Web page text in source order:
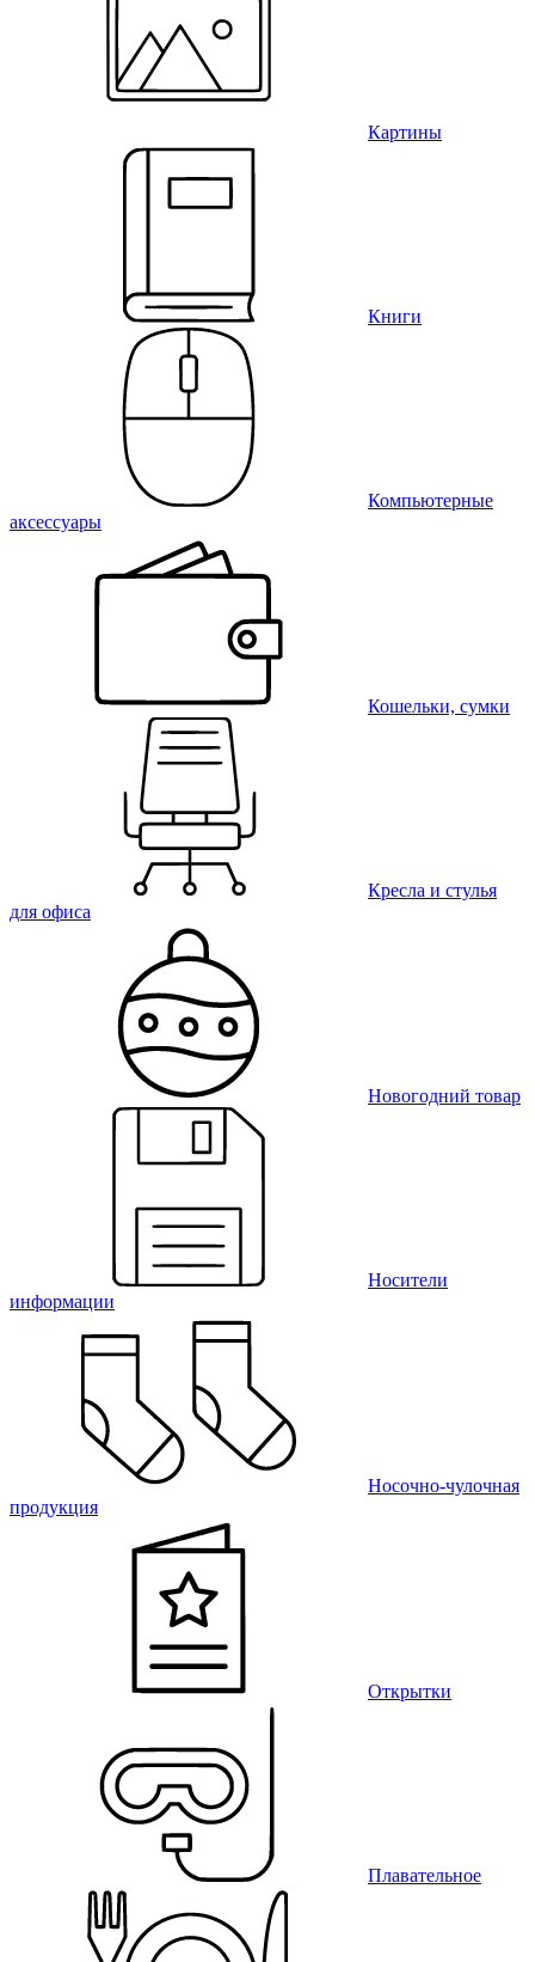
Картины
Книги
Компьютерные
аксессуары
Кошельки, сумки
Кресла и стулья
для офиса
Новогодний товар
Носители
информации
Носочно-чулочная
продукция
Открытки
Плавательное